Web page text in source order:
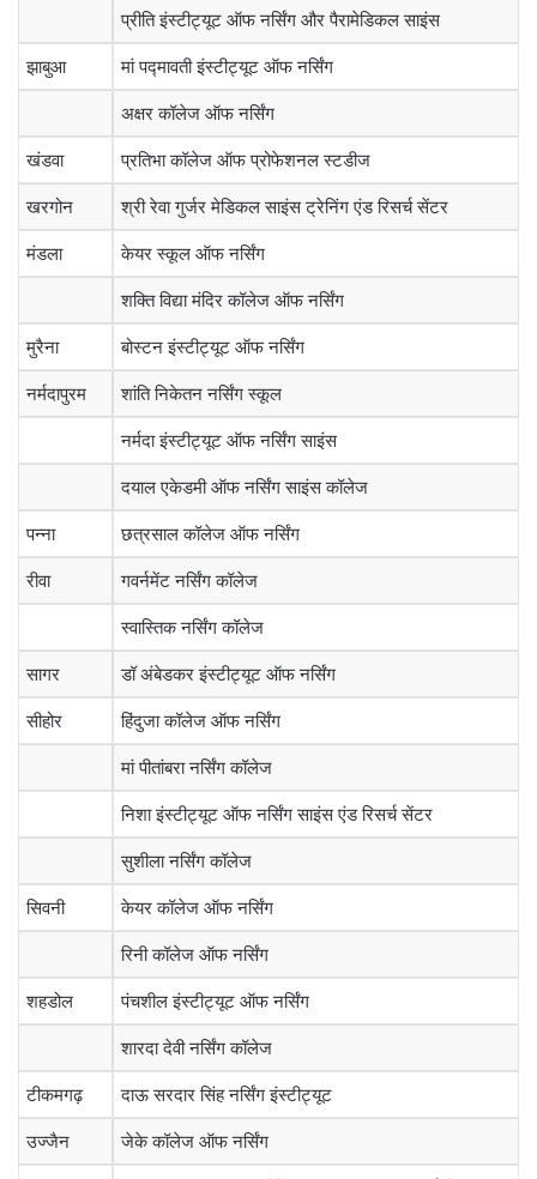
प्रीति इंस्टीट्यूट ऑफ नर्सिंग और पैरामेडिकल साइंस
झाबुआ मां पद्मावती इंस्टीट्यूट ऑफ नर्सिंग
अक्षर कॉलेज ऑफ नर्सिंग
खंडवा प्रतिभा कॉलेज ऑफ प्रोफेशनल स्टडीज
खरगोन श्री रेवा गुर्जर मेडिकल साइंस ट्रेनिंग एंड रिसर्च सेंटर
मंडला केयर स्कूल ऑफ नर्सिंग
शक्ति विद्या मंदिर कॉलेज ऑफ नर्सिंग
मुरैना बोस्टन इंस्टीट्यूट ऑफ नर्सिंग
नर्मदापुरम शांति निकेतन नर्सिंग स्कूल
नर्मदा इंस्टीट्यूट ऑफ नर्सिंग साइंस
दयाल एकेडमी ऑफ नर्सिंग साइंस कॉलेज
पन्ना छत्रसाल कॉलेज ऑफ नर्सिंग
रीवा गवर्नमेंट नर्सिंग कॉलेज
स्वास्तिक नर्सिंग कॉलेज
सागर डॉ अंबेडकर इंस्टीट्यूट ऑफ नर्सिंग
सीहोर हिंदुजा कॉलेज ऑफ नर्सिंग
मां पीतांबरा नर्सिंग कॉलेज
निशा इंस्टीट्यूट ऑफ नर्सिंग साइंस एंड रिसर्च सेंटर
सुशीला नर्सिंग कॉलेज
सिवनी केयर कॉलेज ऑफ नर्सिंग
रिनी कॉलेज ऑफ नर्सिंग
शहडोल पंचशील इंस्टीट्यूट ऑफ नर्सिंग
शारदा देवी नर्सिंग कॉलेज
टीकमगढ़ दाऊ सरदार सिंह नर्सिंग इंस्टीट्यूट
उज्जैन जेके कॉलेज ऑफ नर्सिंग